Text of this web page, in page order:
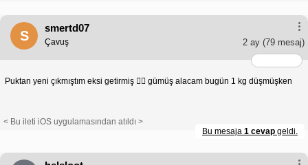
S
smertd07
2 ay (79 mesaj)
Çavuş
Puktan yeni çıkmıştım eksi getirmiş 🤦‍♂️ gümüş alacam bugün 1 kg düşmüşken
< Bu ileti iOS uygulamasından atıldı >
Bu mesaja 1 cevap geldi.